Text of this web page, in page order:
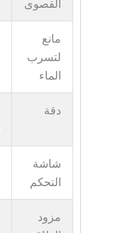
القصوى
مانع
لتسرب
الماء
دقة
شاشة
التحكم
مزود